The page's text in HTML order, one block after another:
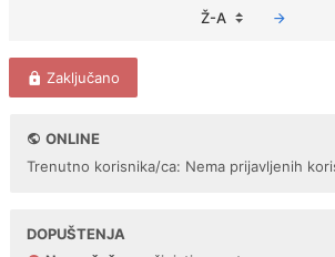
Ž-A
Zaključano
ONLINE
Trenutno korisnika/ca: Nema prijavljenih
DOPUŠTENJA